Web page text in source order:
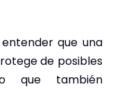
que una
de posibles
que también